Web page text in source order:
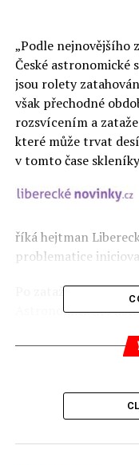
„Podle nejnovějšího
České astronomické
jsou rolety
však přechodné
rozsvícením a
které může trvat
v tomto čase
říká hejtman
problematice
Po zatažení rolet je
Astronomického
„V tomto stadiu
jsou jasně viditelné
dodává Pavel Suchan.